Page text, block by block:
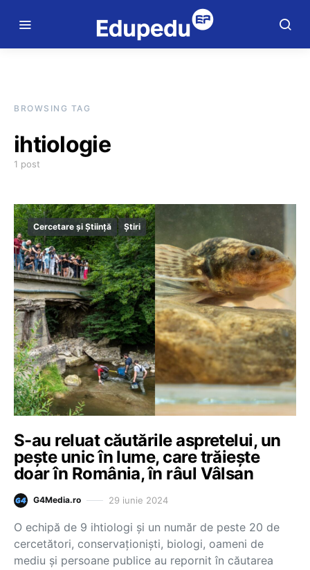
BROWSING TAG
ihtiologie
1 post
Cercetare și Știință Știri
S-au reluat căutările aspretelui, un
pește unic în lume, care trăiește
doar în România, în râul Vâlsan
G4Media.ro 29 iunie 2024
O echipă de 9 ihtiologi și un număr de peste 20 de
cercetători, conservaționiști, biologi, oameni de
mediu și persoane publice au repornit în căutarea